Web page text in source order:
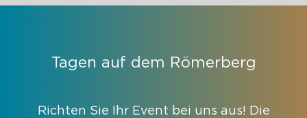
Tagen auf dem Römerberg
Richten Sie Ihr Event bei uns aus! Die